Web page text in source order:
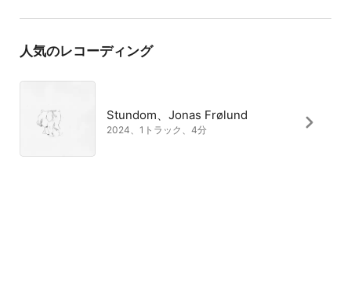
人気のレコーディング
Stundom、Jonas Frølund
2024、1トラック、4分